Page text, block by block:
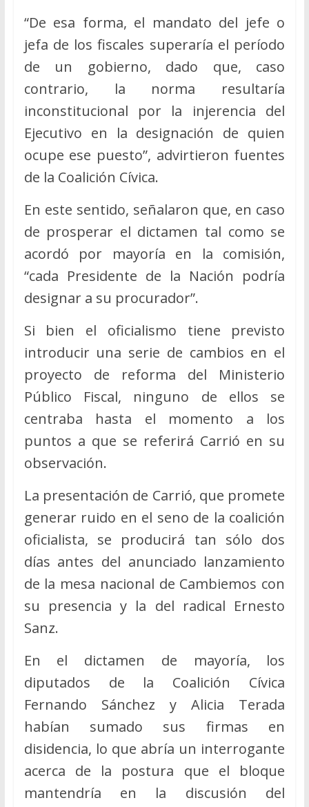
“De esa forma, el mandato del jefe o
jefa de los fiscales superaría el período
de un gobierno, dado que, caso
contrario, la norma resultaría
inconstitucional por la injerencia del
Ejecutivo en la designación de quien
ocupe ese puesto”, advirtieron fuentes
de la Coalición Cívica.
En este sentido, señalaron que, en caso
de prosperar el dictamen tal como se
acordó por mayoría en la comisión,
“cada Presidente de la Nación podría
designar a su procurador”.
Si bien el oficialismo tiene previsto
introducir una serie de cambios en el
proyecto de reforma del Ministerio
Público Fiscal, ninguno de ellos se
centraba hasta el momento a los
puntos a que se referirá Carrió en su
observación.
La presentación de Carrió, que promete
generar ruido en el seno de la coalición
oficialista, se producirá tan sólo dos
días antes del anunciado lanzamiento
de la mesa nacional de Cambiemos con
su presencia y la del radical Ernesto
Sanz.
En el dictamen de mayoría, los
diputados de la Coalición Cívica
Fernando Sánchez y Alicia Terada
habían sumado sus firmas en
disidencia, lo que abría un interrogante
acerca de la postura que el bloque
mantendría en la discusión del